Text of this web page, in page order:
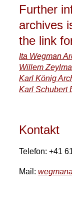
Further
archives
the link
Ita Wegman
Willem
Karl König
Karl Schubert
Kontakt
Telefon: +41
Mail: